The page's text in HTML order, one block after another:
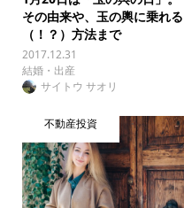
その由来や、玉の輿に乗れる
（！？）方法まで
2017.12.31
結婚・出産
サイトウ サオリ
不動産投資